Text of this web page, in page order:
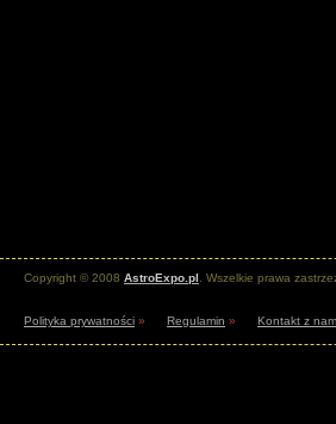
Copyright © 2008 AstroExpo.pl . Wszelkie prawa
Polityka prywatności » Regulamin » Kontakt z